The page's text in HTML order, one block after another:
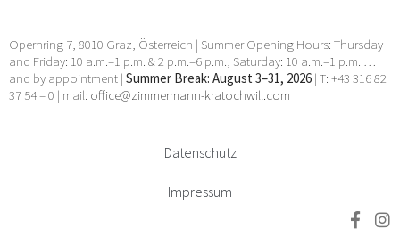
Opernring 7, 8010 Graz, Österreich | Summer Opening Hours: Thursday
and Friday: 10 a.m.–1 p.m. & 2 p.m.–6 p.m., Saturday: 10 a.m.–1 p.m. …
and by appointment | Summer Break: August 3–31, 2026 | T: +43 316 82
37 54 – 0 | mail: office@zimmermann-kratochwill.com
Datenschutz
Impressum